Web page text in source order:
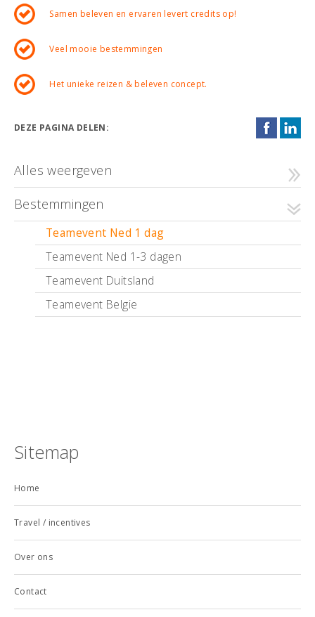
Samen beleven en ervaren levert credits op!
Veel mooie bestemmingen
Het unieke reizen & beleven concept.
DEZE PAGINA DELEN:
Alles weergeven
Bestemmingen
Teamevent Ned 1 dag
Teamevent Ned 1-3 dagen
Teamevent Duitsland
Teamevent Belgie
Sitemap
Home
Travel / incentives
Over ons
Contact